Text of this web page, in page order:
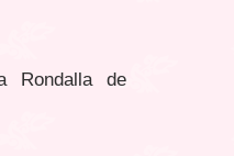
Rondalla de